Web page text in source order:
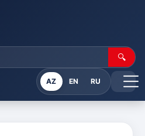
🔍
AZ EN RU